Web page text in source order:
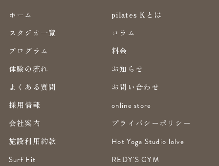
ホーム
pilates Kとは
スタジオ一覧
コラム
プログラム
料金
体験の流れ
お知らせ
よくある質問
お問い合わせ
採用情報
online store
会社案内
プライバシーポリシー
施設利用約款
Hot Yoga Studio lolve
Surf Fit
REDY'S GYM